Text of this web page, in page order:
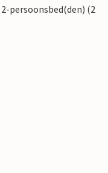
persoonsbed(den) (2